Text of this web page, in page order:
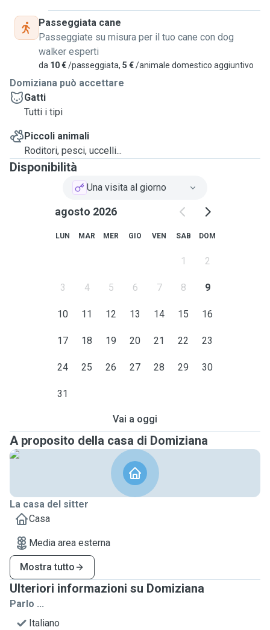
Diventare cat/dog sitter per me significa unire la mia
passione per gli animali con la possibilità di offrire serenità
ai proprietari e garantire ai propri animali cura, attenzione e
tanto affetto!
In caso di necessità sono anche in grado di somministrare
farmaci orali.
Spero di essere di essere stata esaustiva 🥰
A presto!
Passeggiata cane
Passeggiate su misura per il tuo cane con dog
walker esperti
da 10 €/passeggiata, 5 €/animale domestico aggiuntivo
Domiziana può accettare
Gatti
Tutti i tipi
Piccoli animali
Roditori, pesci, uccelli...
Disponibilità
Una visita al giorno
agosto 2026
LUN MAR MER GIO VEN SAB DOM
1 2
3 4 5 6 7 8 9
10 11 12 13 14 15 16
17 18 19 20 21 22 23
24 25 26 27 28 29 30
31
Vai a oggi
A proposito della casa di Domiziana
La casa del sitter
Casa
Media area esterna
Mostra tutto
Ulteriori informazioni su Domiziana
Parlo ...
Italiano